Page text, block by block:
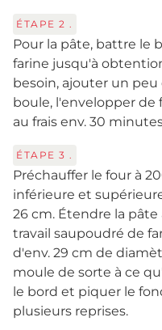
ÉTAPE 2 .
Pour la pâte, battre le
farine jusqu'à
besoin, ajouter un
boule, l'envelopper
au frais env. 30
ÉTAPE 3 .
Préchauffer le four à
inférieure et
26 cm. Étendre la
travail saupoudré de
d'env. 29 cm de
moule de sorte à ce
le bord et piquer le
plusieurs reprises.